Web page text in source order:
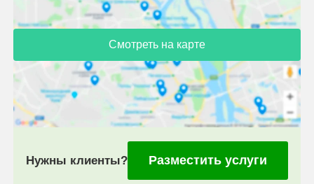
Смотреть на карте
Нужны клиенты? Разместить услуги